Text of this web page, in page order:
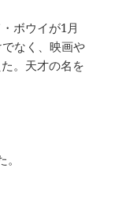
ボウイが1月
なく、映画や
。天才の名を